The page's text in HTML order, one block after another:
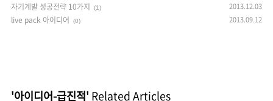
자기계발 성공전략 10가지 (1) 2013.12.03
live pack 아이디어 (0) 2013.09.12
'아이디어-급진적' Related Articles